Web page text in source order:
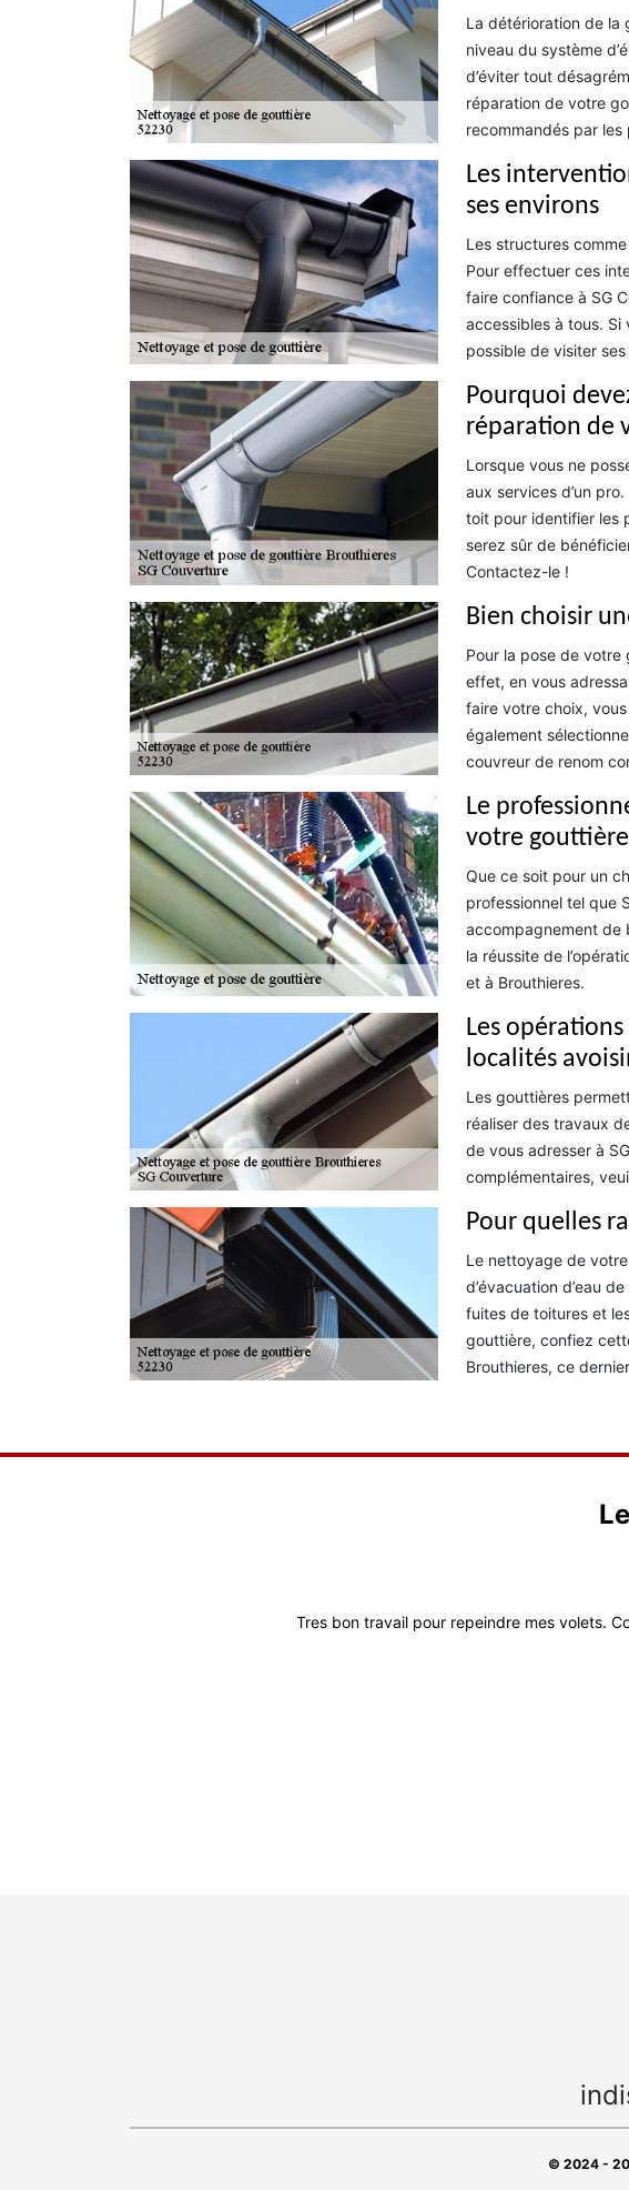
La détérioration de la
niveau du système
d’éviter tout
réparation de votre
recommandés par
Les
ses environs
Les structures
Pour effectuer ces
faire confiance à SG
accessibles à tous. Si
possible de visiter
Pourquoi
réparation de
Lorsque vous ne
aux services d’un
toit pour identifier les
serez sûr de
Contactez-le !
Bien choisir
Pour la pose de votre
effet, en vous
faire votre choix,
également
couvreur de renom
Le
votre
Que ce soit pour un
professionnel tel que
accompagnement de
la réussite de
et à Brouthieres.
Les
localités
Les gouttières
réaliser des travaux
de vous adresser à
complémentaires,
Pour quelles
Le nettoyage de
d’évacuation d’eau
fuites de toitures et
gouttière, confiez
Brouthieres, ce
Tres bon travail pour repeindre mes volets.
© 2024 -